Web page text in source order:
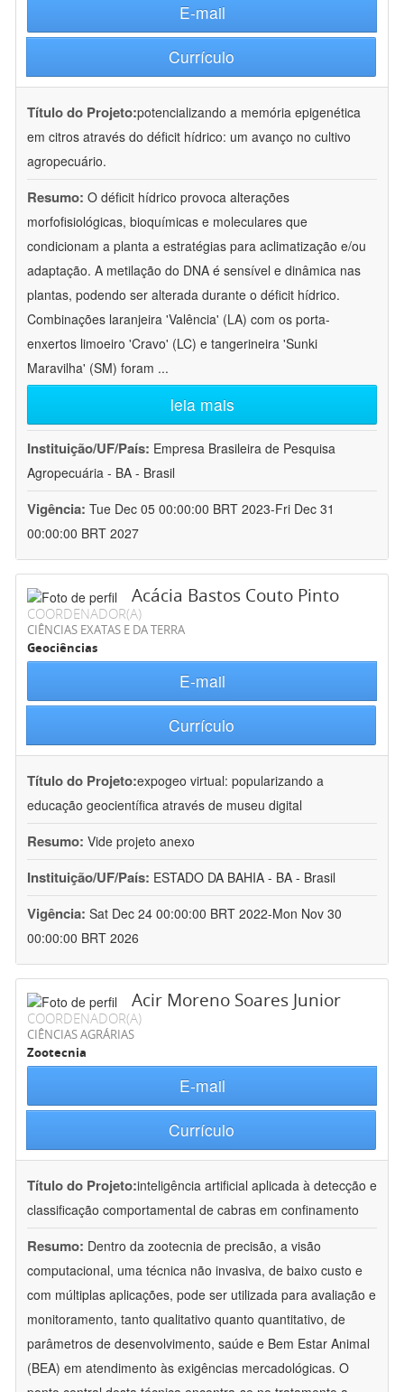
E-mail
Currículo
Título do Projeto:potencializando a memória epigenética
em citros através do déficit hídrico: um avanço no cultivo
agropecuário.
Resumo: O déficit hídrico provoca alterações
morfofisiológicas, bioquímicas e moleculares que
condicionam a planta a estratégias para aclimatização e/ou
adaptação. A metilação do DNA é sensível e dinâmica nas
plantas, podendo ser alterada durante o déficit hídrico.
Combinações laranjeira 'Valência' (LA) com os porta-
enxertos limoeiro 'Cravo' (LC) e tangerineira 'Sunki
Maravilha' (SM) foram ...
leia mais
Instituição/UF/País: Empresa Brasileira de Pesquisa
Agropecuária - BA - Brasil
Vigência: Tue Dec 05 00:00:00 BRT 2023-Fri Dec 31
00:00:00 BRT 2027
Acácia Bastos Couto Pinto
COORDENADOR(A)
CIÊNCIAS EXATAS E DA TERRA
Geociências
E-mail
Currículo
Título do Projeto:expogeo virtual: popularizando a
educação geocientífica através de museu digital
Resumo: Vide projeto anexo
Instituição/UF/País: ESTADO DA BAHIA - BA - Brasil
Vigência: Sat Dec 24 00:00:00 BRT 2022-Mon Nov 30
00:00:00 BRT 2026
Acir Moreno Soares Junior
COORDENADOR(A)
CIÊNCIAS AGRÁRIAS
Zootecnia
E-mail
Currículo
Título do Projeto:inteligência artificial aplicada à detecção e
classificação comportamental de cabras em confinamento
Resumo: Dentro da zootecnia de precisão, a visão
computacional, uma técnica não invasiva, de baixo custo e
com múltiplas aplicações, pode ser utilizada para avaliação e
monitoramento, tanto qualitativo quanto quantitativo, de
parâmetros de desenvolvimento, saúde e Bem Estar Animal
(BEA) em atendimento às exigências mercadológicas. O